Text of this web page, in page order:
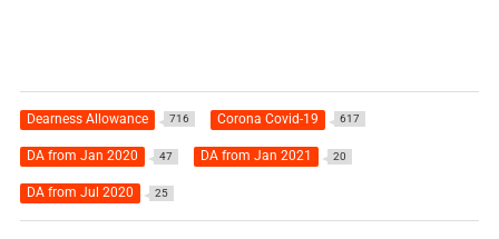
Dearness Allowance 716 Corona Covid-19 617
DA from Jan 2020 47 DA from Jan 2021 20
DA from Jul 2020 25